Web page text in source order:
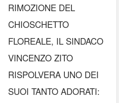
RIMOZIONE DEL
CHIOSCHETTO
FLOREALE, IL SINDACO
VINCENZO ZITO
RISPOLVERA UNO DEI
SUOI TANTO ADORATI: